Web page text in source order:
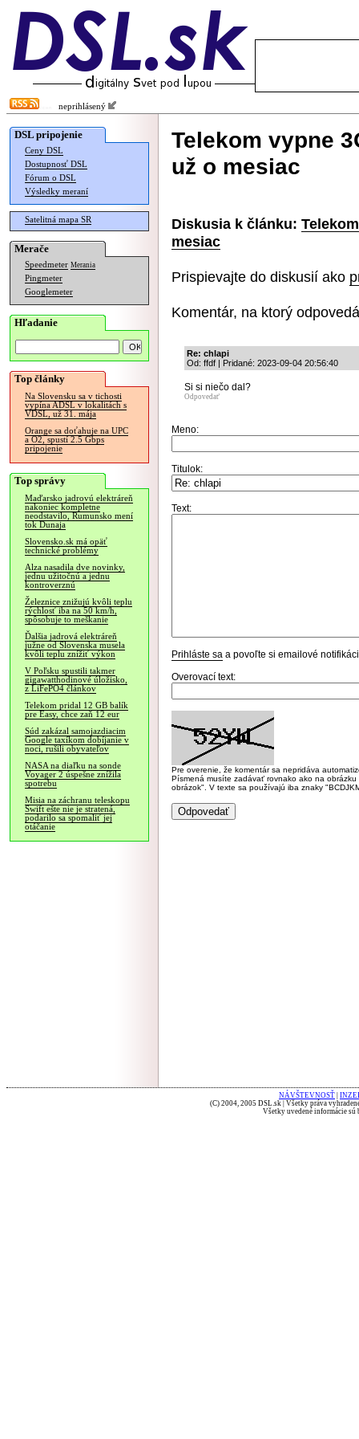
neprihlásený
DSL pripojenie
Ceny DSL
Dostupnosť DSL
Fórum o DSL
Výsledky meraní
Satelitná mapa SR
Merače
Speedmeter Merania
Pingmeter
Googlemeter
Hľadanie
Top články
Na Slovensku sa v tichosti
vypína ADSL v lokalitách s
VDSL, už 31. mája
Orange sa doťahuje na UPC
a O2, spustí 2.5 Gbps
pripojenie
Top správy
Maďarsko jadrovú elektráreň
nakoniec kompletne
neodstavilo, Rumunsko mení
tok Dunaja
Slovensko.sk má opäť
technické problémy
Alza nasadila dve novinky,
jednu užitočnú a jednu
kontroverznú
Železnice znižujú kvôli teplu
rýchlosť iba na 50 km/h,
spôsobuje to meškanie
Ďalšia jadrová elektráreň
južne od Slovenska musela
kvôli teplu znížiť výkon
V Poľsku spustili takmer
gigawatthodinové úložisko,
z LiFePO4 článkov
Telekom pridal 12 GB balík
pre Easy, chce zaň 12 eur
Súd zakázal samojazdiacim
Google taxíkom dobíjanie v
noci, rušili obyvateľov
NASA na diaľku na sonde
Voyager 2 úspešne znížila
spotrebu
Misia na záchranu teleskopu
Swift ešte nie je stratená,
podarilo sa spomaliť jej
otáčanie
Telekom vypne
už o mesiac
Diskusia k článku:
mesiac
Prispievajte do diskusií ako
Komentár, na ktorý
Re: chlapi
Od: ffdf | Pridané: 2023-09-04 20:56:40
Si si niečo dal?
Odpovedať
Meno:
Titulok:
Text:
Prihláste sa a povoľte si emailové
Overovací text:
Pre overenie, že komentár sa nepridáva
Písmená musíte zadávať rovnako ako na
obrázok". V texte sa používajú iba znaky
NÁVŠTEVNOSŤ
(C) 2004, 2005 DSL.sk | Všetky práva
Všetky uvedené informácie sú